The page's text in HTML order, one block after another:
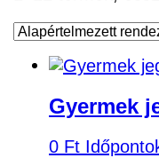
Gyermek
0 Ft